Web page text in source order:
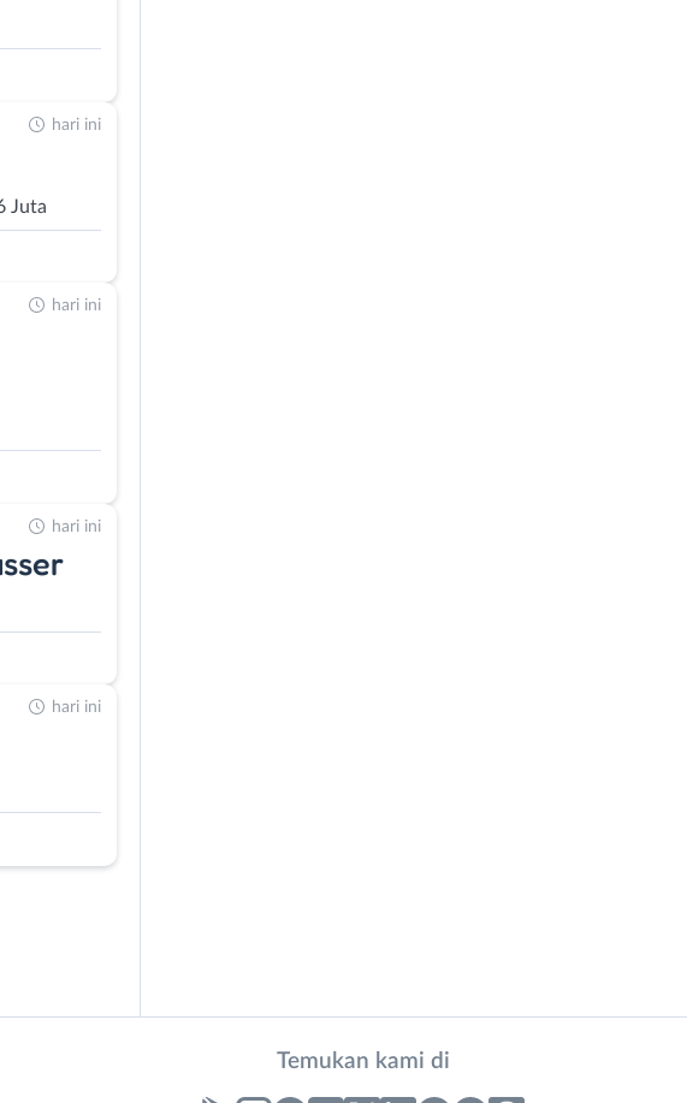
Juta
hari ini
hari ini
hari ini
hari ini
Temukan kami di